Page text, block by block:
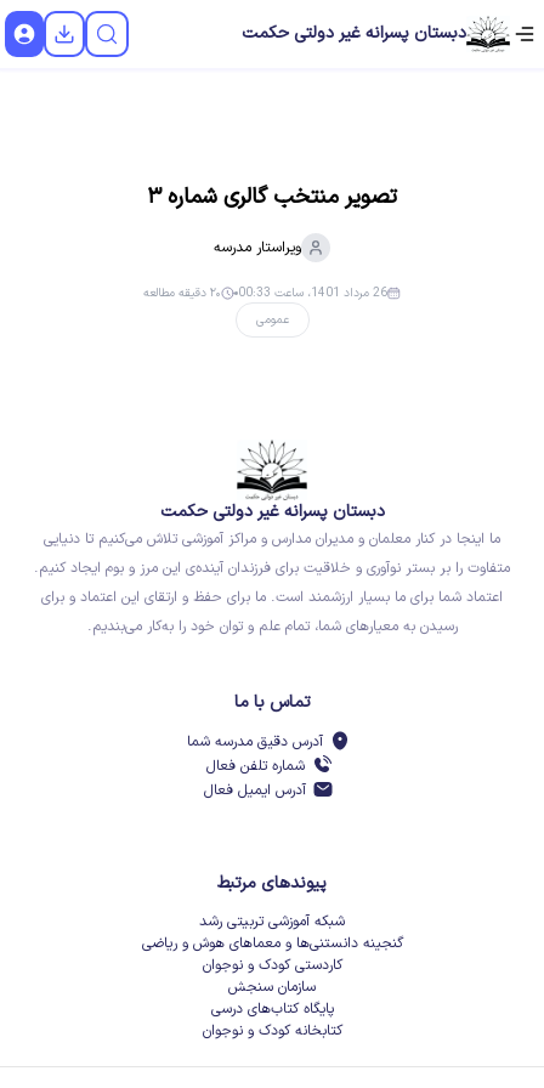
دبستان پسرانه غیر دولتی حکمت
تصویر منتخب گالری شماره ۳
ویراستار مدرسه
عمومی
26 مرداد 1401، ساعت 00:33 ۲۰ دقیقه مطالعه
دبستان پسرانه غیر دولتی حکمت
ما اینجا در کنار معلمان و مدیران مدارس و مراکز آموزشی تلاش می‌کنیم تا دنیایی
متفاوت را بر بستر نوآوری و خلاقیت برای فرزندان آینده‌ی این مرز و بوم ایجاد کنیم.
اعتماد شما برای ما بسیار ارزشمند است. ما برای حفظ و ارتقای این اعتماد و برای
رسیدن به معیارهای شما، تمام علم و توان خود را به‌کار می‌بندیم.
تماس با ما
آدرس دقیق مدرسه شما
شماره تلفن فعال
آدرس ایمیل فعال
پیوندهای مرتبط
شبکه آموزشی تربیتی رشد
گنجینه دانستنی‌ها و معماهای هوش و ریاضی
کاردستی کودک و نوجوان
سازمان سنجش
پایگاه کتاب‌های درسی
کتابخانه کودک و نوجوان